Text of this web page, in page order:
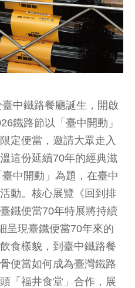
中鐵路餐廳誕生，開啟
鐵路節以「臺中開動」
定便當，邀請大眾走入
這份延續70年的經典滋
中開動」為題，在臺中
動。核心展覽《回到排
鐵便當70年特展將持續
呈現臺鐵便當70年來的
食樣貌，到臺中鐵路餐
便當如何成為臺灣鐵路
「福井食堂」合作，展